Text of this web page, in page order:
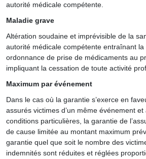
autorité médicale compétente.
Maladie grave
Altération soudaine et imprévisible de la
autorité médicale compétente entraînant la
ordonnance de prise de médicaments au
impliquant la cessation de toute activité
Maximum par événement
Dans le cas où la garantie s’exerce en
assurés victimes d’un même événement
conditions particulières, la garantie de
de cause limitée au montant maximum
garantie quel que soit le nombre des
indemnités sont réduites et réglées